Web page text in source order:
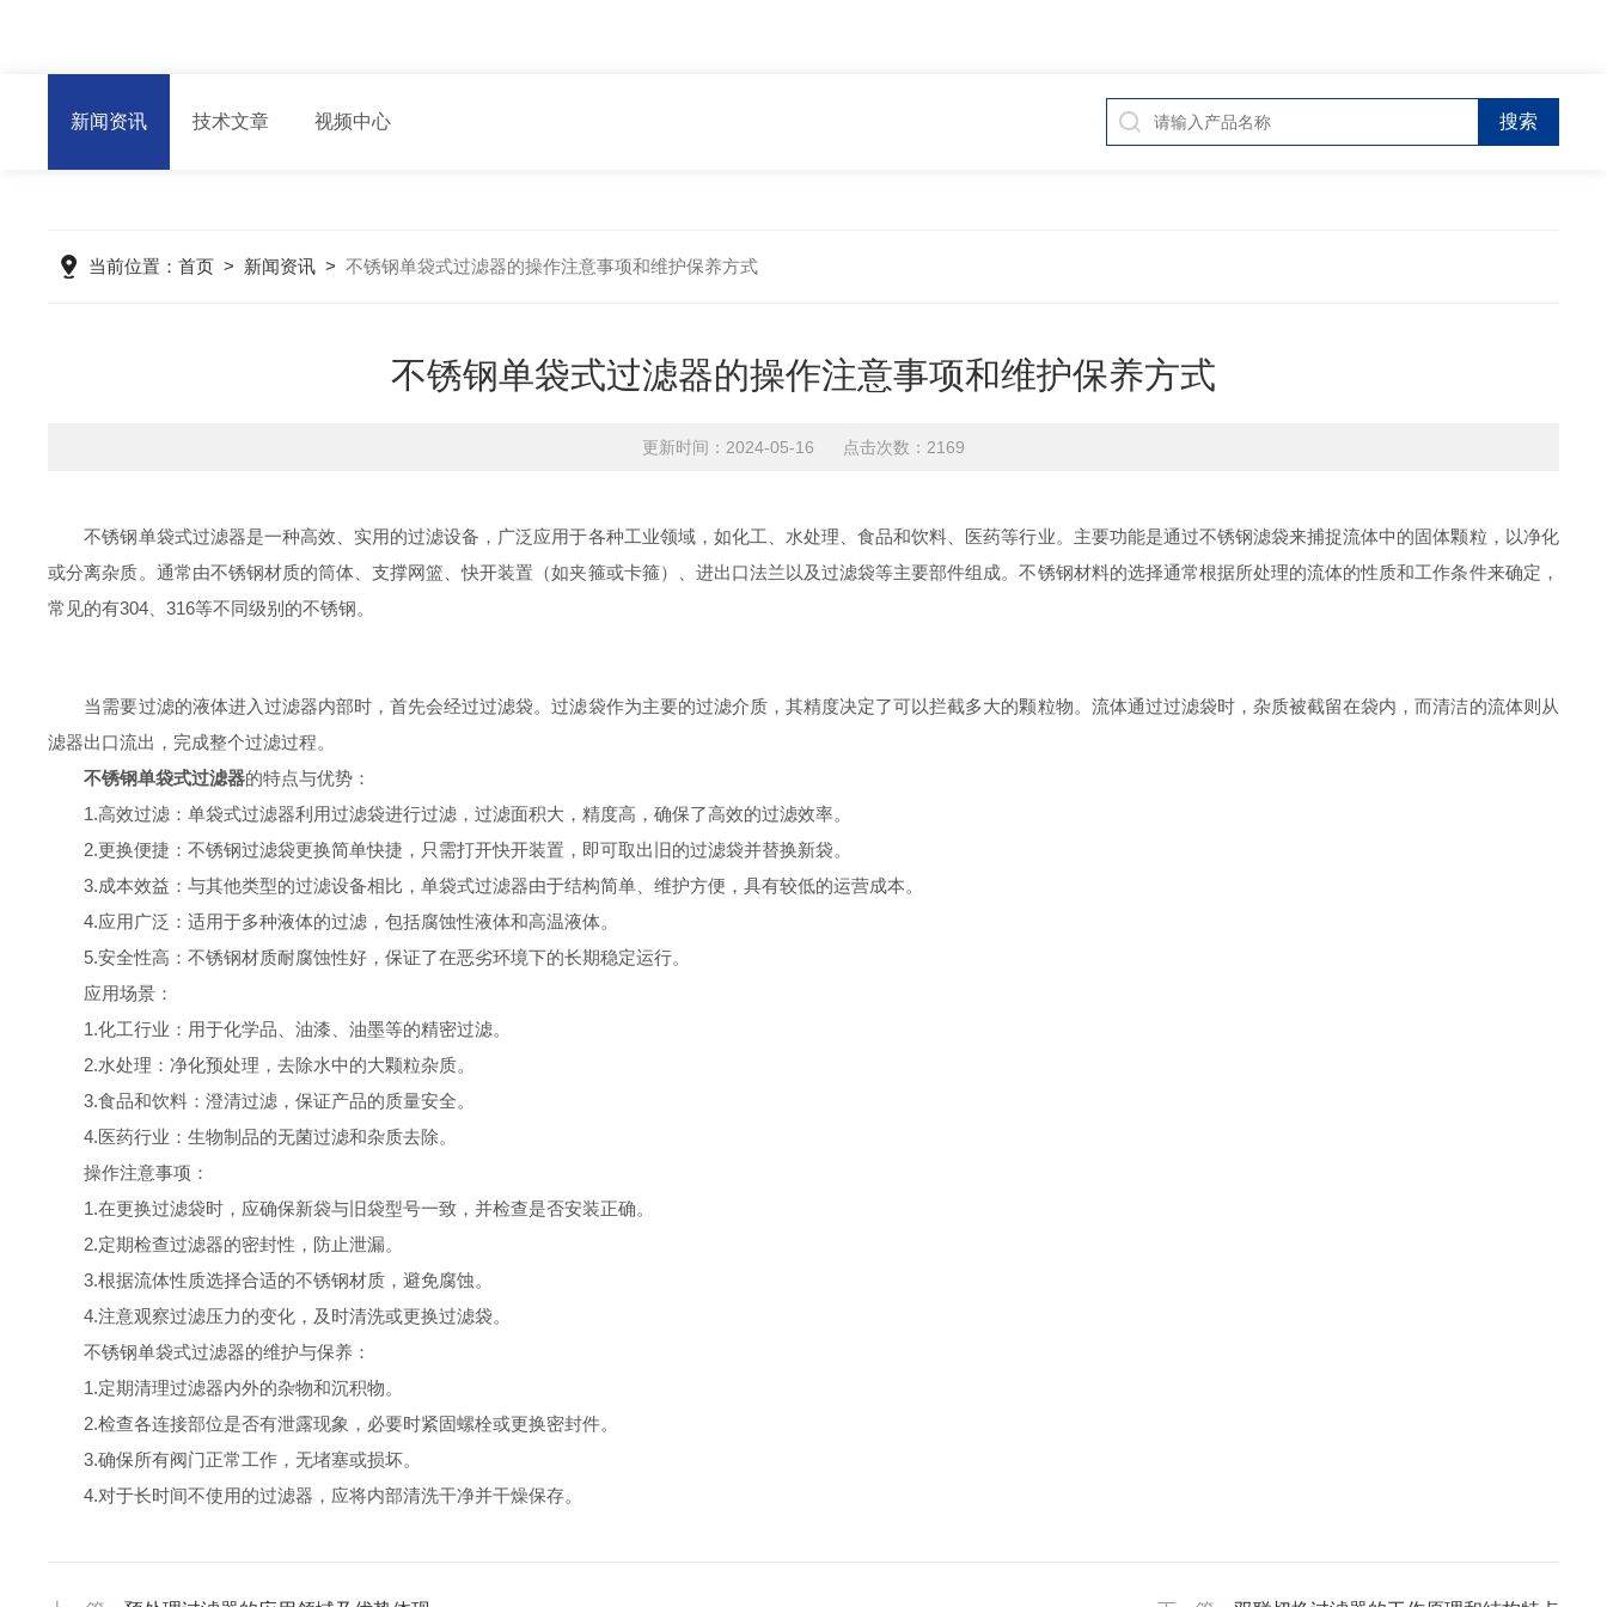
新闻资讯 技术文章 视频中心
当前位置：首页 > 新闻资讯 >不锈钢单袋式过滤器的操作注意事项和维护保养方式
不锈钢单袋式过滤器的操作注意事项和维护保养方式
更新时间：2024-05-16 点击次数：2169
不锈钢单袋式过滤器是一种高效、实用的过滤设备，广泛应用于各种工业领域，如化工、水处理、食品和饮料、医药等行业。主要功能是通过不锈钢滤袋来捕捉流体中的固体颗粒，以净化
或分离杂质。通常由不锈钢材质的筒体、支撑网篮、快开装置（如夹箍或卡箍）、进出口法兰以及过滤袋等主要部件组成。不锈钢材料的选择通常根据所处理的流体的性质和工作条件来确定，
常见的有304、316等不同级别的不锈钢。
当需要过滤的液体进入过滤器内部时，首先会经过过滤袋。过滤袋作为主要的过滤介质，其精度决定了可以拦截多大的颗粒物。流体通过过滤袋时，杂质被截留在袋内，而清洁的流体则从
滤器出口流出，完成整个过滤过程。
不锈钢单袋式过滤器的特点与优势：
1.高效过滤：单袋式过滤器利用过滤袋进行过滤，过滤面积大，精度高，确保了高效的过滤效率。
2.更换便捷：不锈钢过滤袋更换简单快捷，只需打开快开装置，即可取出旧的过滤袋并替换新袋。
3.成本效益：与其他类型的过滤设备相比，单袋式过滤器由于结构简单、维护方便，具有较低的运营成本。
4.应用广泛：适用于多种液体的过滤，包括腐蚀性液体和高温液体。
5.安全性高：不锈钢材质耐腐蚀性好，保证了在恶劣环境下的长期稳定运行。
应用场景：
1.化工行业：用于化学品、油漆、油墨等的精密过滤。
2.水处理：净化预处理，去除水中的大颗粒杂质。
3.食品和饮料：澄清过滤，保证产品的质量安全。
4.医药行业：生物制品的无菌过滤和杂质去除。
操作注意事项：
1.在更换过滤袋时，应确保新袋与旧袋型号一致，并检查是否安装正确。
2.定期检查过滤器的密封性，防止泄漏。
3.根据流体性质选择合适的不锈钢材质，避免腐蚀。
4.注意观察过滤压力的变化，及时清洗或更换过滤袋。
不锈钢单袋式过滤器的维护与保养：
1.定期清理过滤器内外的杂物和沉积物。
2.检查各连接部位是否有泄露现象，必要时紧固螺栓或更换密封件。
3.确保所有阀门正常工作，无堵塞或损坏。
4.对于长时间不使用的过滤器，应将内部清洗干净并干燥保存。